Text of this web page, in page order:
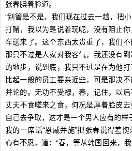
张春腆着脸道。
“别管是不是，我们现在过去一趟，把
打赌，我以为是说着玩呢，没有阻止
车送来了。这个东西太贵重了，我们不
那只不过是人家对我客气，我还没有
的地步，说到底，我只不过是在为他
比起一般的员工要亲近些，可是那决
并论的。无功不受禄，春，记住，以
丈夫不食嗟来之食，何况是厚着脸皮
自己去争取，这才是一个男人应有的样
我的一席话“恩威并施”把张春说得羞
心有不忍，道：“春，等从韩国回来，